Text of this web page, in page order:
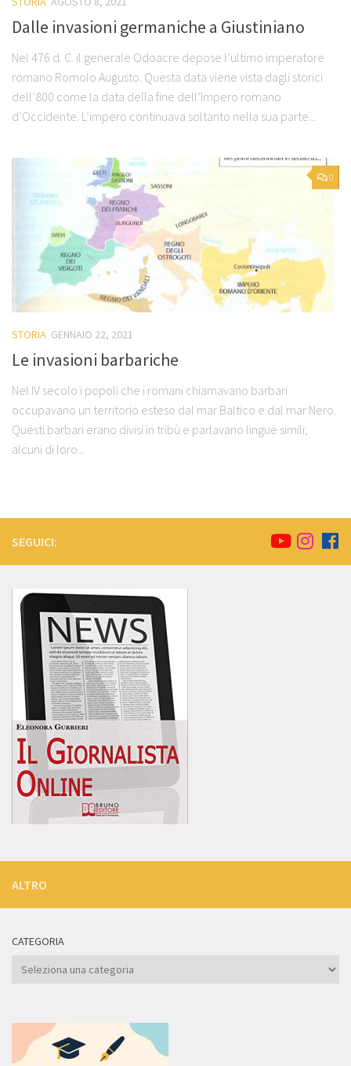
Dalle invasioni germaniche a Giustiniano
Nel 476 d. C. il generale Odoacre depose l’ultimo imperatore
romano Romolo Augusto. Questa data viene vista dagli storici
dell’800 come la data della fine dell’Impero romano
d’Occidente. L’impero continuava soltanto nella sua parte...
0
STORIA GENNAIO 22, 2021
Le invasioni barbariche
Nel IV secolo i popoli che i romani chiamavano barbari
occupavano un territorio esteso dal mar Baltico e dal mar Nero.
Questi barbari erano divisi in tribù e parlavano lingue simili;
alcuni di loro...
SEGUICI:
ALTRO
CATEGORIA
Categoria